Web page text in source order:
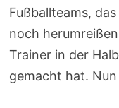
Fußballteams,
noch
Trainer in der
gemacht hat.